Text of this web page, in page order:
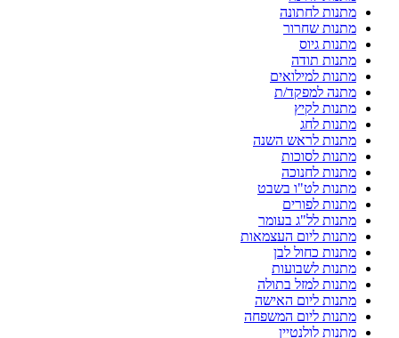
מתנות לחתונה
מתנות שחרור
מתנות גיוס
מתנות תודה
מתנות למילואים
מתנה למפקד/ת
מתנות לקיץ
מתנות לחג
מתנות לראש השנה
מתנות לסוכות
מתנות לחנוכה
מתנות לט"ו בשבט
מתנות לפורים
מתנות לל"ג בעומר
מתנות ליום העצמאות
מתנות כחול לבן
מתנות לשבועות
מתנות למזל בתולה
מתנות ליום האישה
מתנות ליום המשפחה
מתנות לולנטיין